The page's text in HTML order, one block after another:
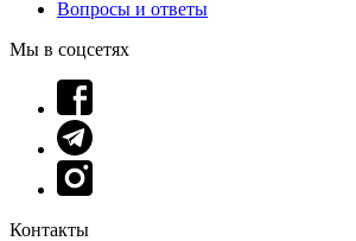
Вопросы и ответы
Мы в соцсетях
Контакты